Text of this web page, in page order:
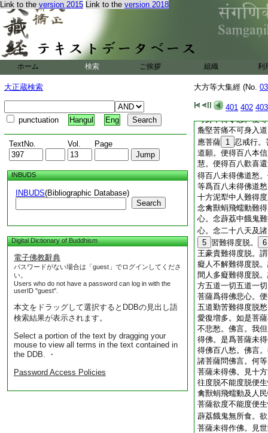
Link to the version 2015 Link to the version 2018
ホーム 検索 ご挨拶 組織 利
大正蔵検索
punctuation Hangul Eng
TextNo. Vol. Page
INBUDS
INBUDS(Bibliographic Database)
Search
Digital Dictionary of Buddhism
電子佛教辭典
パスワードがない場合は「guest」でログインしてくださ
い。
Users who do not have a password can log in with the
userID "guest".
本文をドラッグして選択するとDDBの見出し語
検索結果が表示されます。
Select a portion of the text by dragging your
mouse to view all terms in the text contained in
the DDB. ・
Password Access Policies
大方等大集經 (No.
401 402 403
念。便辱百八不得
道。口所得中味中
得令念。便辱百八
身。身所得好細軟
得令念。便辱百八
入道。身所得中細
得惡麁堅苦痛不可
可身不得令念。便
麁堅苦痛不可身入
應菩薩 1 忍戒行。
道願。便得百八本
慧。便得百八歡喜
得百八未得佛道愁
等爲百八未得佛道
十方泥犁中人難得
念禽獸蜎飛蠕動難
心。念薜荔中餓鬼
心。念二十八天及
5 習難得度脱。
6
王豪貴難得度脱。
癡人不解難得度脱
間人多癡難得度脱
方五道一切五道一
菩薩爲得佛悲心。
五道勤苦難得度脱
愛復増多。如是菩
不悲愁。佛言。我
得佛。是爲菩薩未
得佛百八愁。佛言
諸菩薩問佛言。何
菩薩未得佛。見十
往度脱不能度脱便
禽獸蜎飛蠕動及人
菩薩欲度不能度便
薜荔餓鬼無所食。
菩薩未得作佛。見